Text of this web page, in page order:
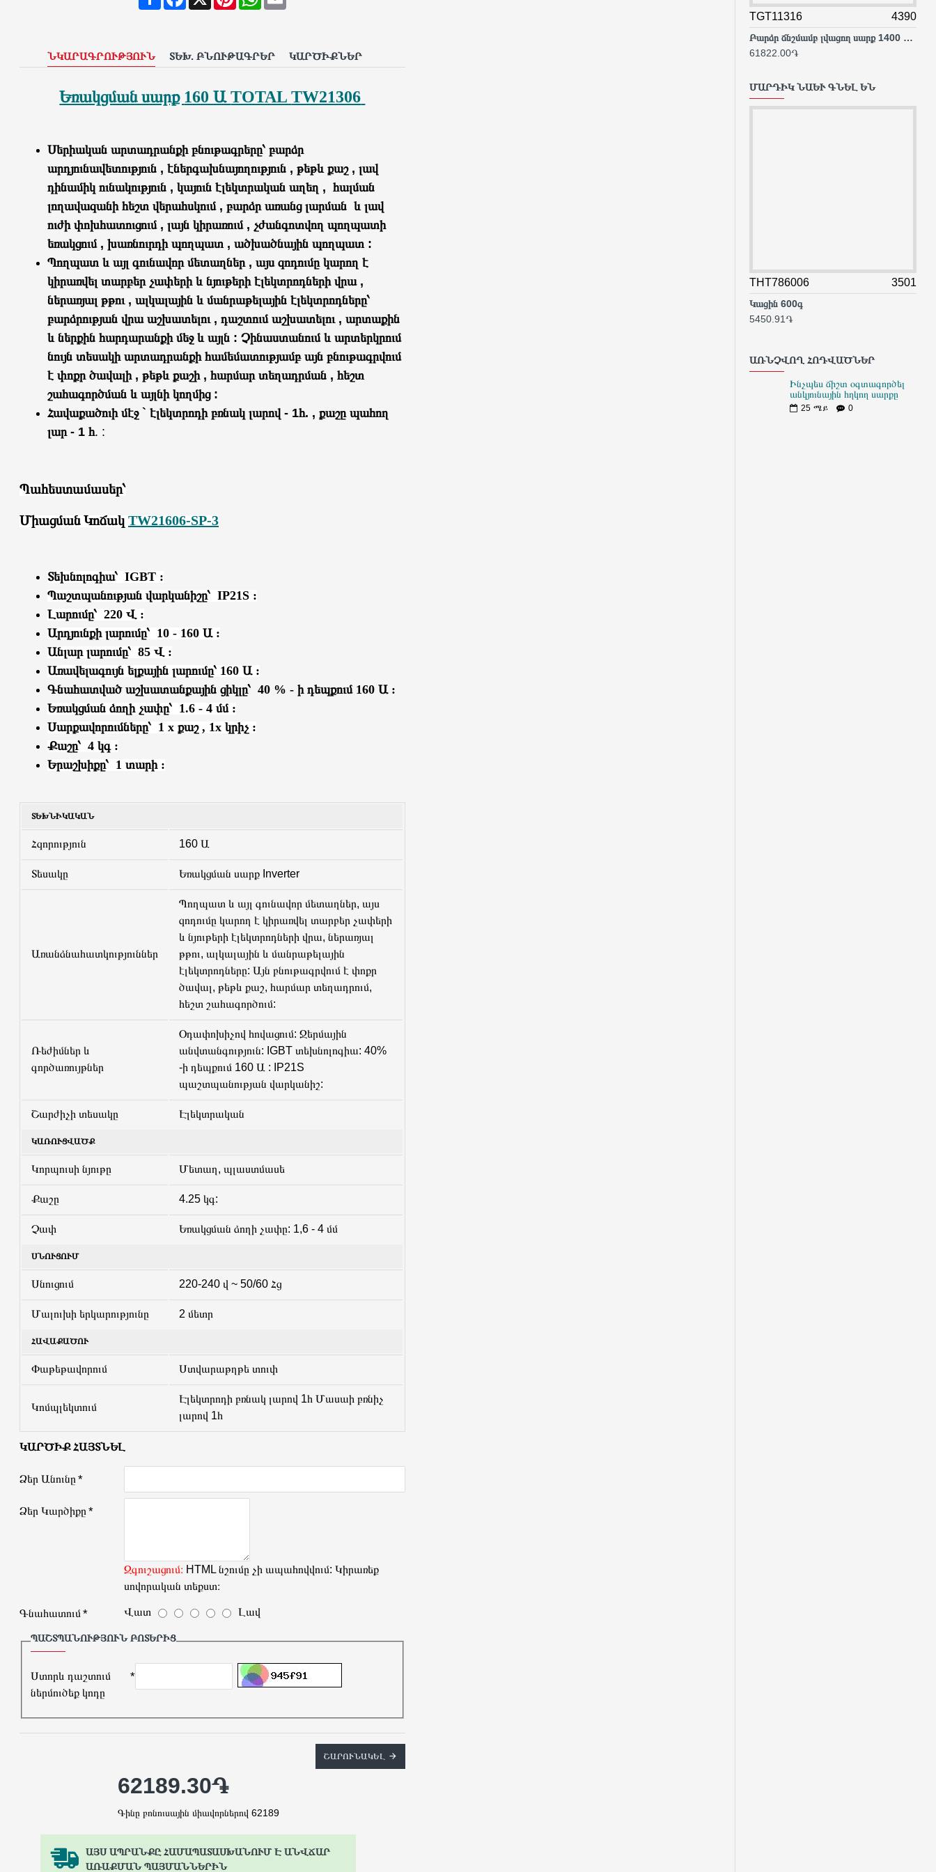
ՆԿԱՐԱԳՐՈՒԹՅՈՒՆ ՏԵԽ. ԲՆՈՒԹԱԳՐԵՐ ԿԱՐԾԻՔՆԵՐ
Եռակցման սարք 160 ԱTOTALTW21306
Սերիական արտադրանքի բնութագրերը՝ բարձր
արդյունավետություն , էներգախնայողություն , թեթև քաշ , լավ
դինամիկ ունակություն , կայուն էլեկտրական աղեղ , հալման
լողավազանի հեշտ վերահսկում , բարձր առանց լարման և լավ
ուժի փոխհատուցում , լայն կիրառում , չժանգոտվող պողպատի
եռակցում , խառնուրդի պողպատ , ածխածնային պողպատ :
Պողպատ և այլ գունավոր մետաղներ , այս զոդումը կարող է
կիրառվել տարբեր չափերի և նյութերի էլեկտրոդների վրա ,
ներառյալ թթու , ալկալային և մանրաթելային էլեկտրոդները՝
բարձրության վրա աշխատելու , դաշտում աշխատելու , արտաքին
և ներքին հարդարանքի մեջ և այլն : Չինաստանում և արտերկրում
նույն տեսակի արտադրանքի համեմատությամբ այն բնութագրվում
է փոքր ծավալի , թեթև քաշի , հարմար տեղադրման , հեշտ
շահագործման և այլնի կողմից :
Հավաքածուի մէջ ` էլեկտրոդի բռնակ լարով - 1հ. , քաշը պահող
լար - 1 հ. :
Պահեստամասեր՝
Միացման Կոճակ TW21606-SP-3
Տեխնոլոգիա՝ IGBT :
Պաշտպանության վարկանիշը՝ IP21S :
Լարումը՝ 220 Վ :
Արդյունքի լարումը՝ 10 - 160 Ա :
Անլար լարումը՝ 85 Վ :
Առավելագույն ելքային լարումը՝ 160 Ա :
Գնահատված աշխատանքային ցիկլը՝ 40 % - ի դեպքում 160 Ա :
Եռակցման ձողի չափը՝ 1.6 - 4 մմ :
Սարքավորումները՝ 1 x քաշ , 1x կրիչ :
Քաշը՝ 4 կգ :
Երաշխիքը՝ 1 տարի :
ՏԵԽՆԻԿԱԿԱՆ
Հզորություն 160 Ա
Տեսակը Եռակցման սարք Inverter
Առանձնահատկություններ
Պողպատ և այլ գունավոր մետաղներ, այս
զոդումը կարող է կիրառվել տարբեր չափերի
և նյութերի էլեկտրոդների վրա, ներառյալ
թթու, ալկալային և մանրաթելային
էլեկտրոդները: Այն բնութագրվում է փոքր
ծավալ, թեթև քաշ, հարմար տեղադրում,
հեշտ շահագործում:
Ռեժիմներ և
գործառույթներ
Օդափոխիչով հովացում: Ջերմային
անվտանգություն: IGBT տեխնոլոգիա: 40%
-ի դեպքում 160 Ա : IP21S
պաշտպանության վարկանիշ:
Շարժիչի տեսակը Էլեկտրական
ԿԱՌՈՒՑՎԱԾՔ
Կորպուսի նյութը Մետաղ, պլաստմասե
Քաշը 4.25 կգ:
Չափ Եռակցման ձողի չափը: 1,6 - 4 մմ
ՍՆՈՒՑՈՒՄ
Սնուցում 220-240 վ ~ 50/60 Հց
Մալուխի երկարությունը 2 մետր
ՀԱՎԱՔԱԾՈՒ
Փաթեթավորում Ստվարաթղթե տուփ
Կոմպլեկտում
Էլեկտրոդի բռնակ լարով 1հ Մասաի բռնիչ
լարով 1հ
ԿԱՐԾԻՔ ՀԱՅՏՆԵԼ
Ձեր Անունը
Ձեր Կարծիքը
Զգուշացում։ HTML նշումը չի ապահովվում: Կիրառեք
սովորական տեքստ։
Գնահատում Վատ Լավ
ՊԱՇՏՊԱՆՈՒԹՅՈՒՆ ԲՈՏԵՐԻՑ
Ստորև դաշտում
ներմուծեք կոդը
ՇԱՐՈՒՆԱԿԵԼ
ԱՅՍ ԱՊՐԱՆՔԸ ՀԱՄԱՊԱՏԱՍԽԱՆՈՒՄ Է ԱՆՎՃԱՐ
ԱՌԱՔՄԱՆ ՊԱՅՄԱՆՆԵՐԻՆ
62189.30֏
Գինը բոնուսային միավորներով 62189
TGT11316 4390
Բարձր ճնշմամբ լվացող սարք 1400 Վտ
61822.00֏
ՄԱՐԴԻԿ ՆԱԵՒ ԳՆԵԼ ԵՆ
THT786006 3501
Կացին 600գ
5450.91֏
ԱՌՆՉՎՈՂ ՀՈԴՎԱԾՆԵՐ
Ինչպես ճիշտ օգտագործել
անկյունային հղկող սարքը
25 ሜይ 0